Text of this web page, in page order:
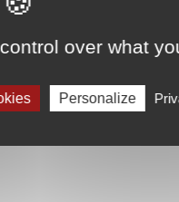
over what
Personalize